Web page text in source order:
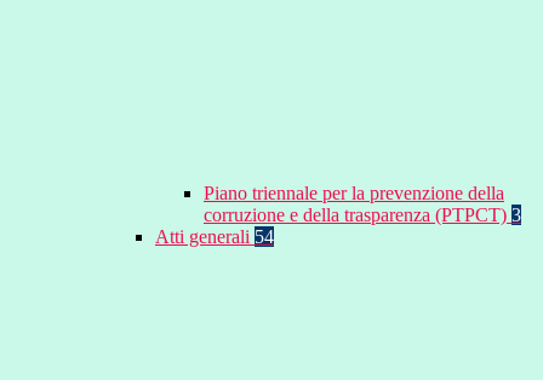
Piano triennale per la prevenzione della
corruzione e della trasparenza (PTPCT) 3
Atti generali 54